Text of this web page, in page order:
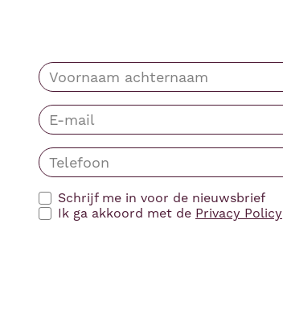
Schrijf me in voor de nieuwsbrief
Ik ga akkoord met de Privacy Policy